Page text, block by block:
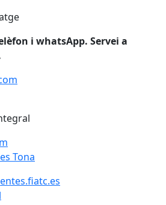
i whatsApp. Servei a
Tona
Tona